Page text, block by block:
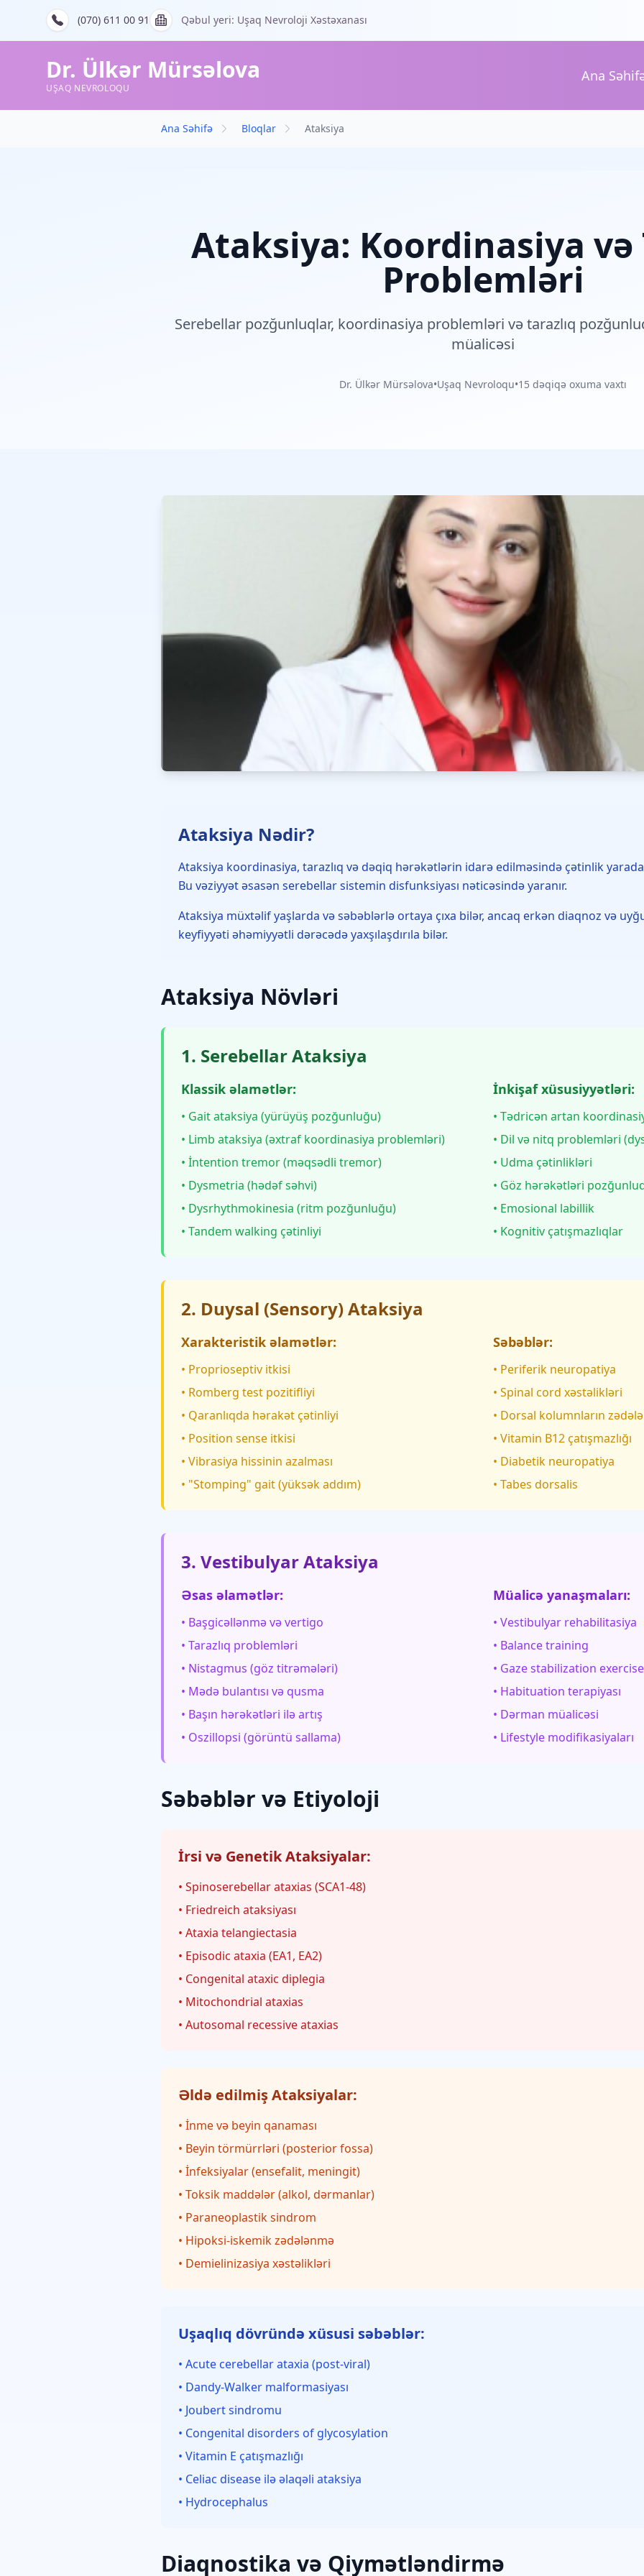
(070) 611 00 91 Qəbul yeri: Uşaq Nevroloji Xəstəxanası
Dr. Ülkər Mürsəlova
UŞAQ NEVROLOQU
Ana
Ana Səhifə Bloqlar Ataksiya
Ataksiya: Koordinasiya və
Problemləri
Serebellar pozğunluqlar, koordinasiya problemləri və tarazlıq
müalicəsi
Dr. Ülkər Mürsəlova•Uşaq Nevroloqu•15 dəqiqə oxuma vaxtı
Ataksiya Nədir?
Ataksiya koordinasiya, tarazlıq və dəqiq hərəkətlərin idarə edilməsində çətinlik
Bu vəziyyət əsasən serebellar sistemin disfunksiyası nəticəsində yaranır.
Ataksiya müxtəlif yaşlarda və səbəblərlə ortaya çıxa bilər, ancaq erkən diaqnoz və
keyfiyyəti əhəmiyyətli dərəcədə yaxşılaşdırıla bilər.
Ataksiya Növləri
1. Serebellar Ataksiya
Klassik əlamətlər:
• Gait ataksiya (yürüyüş pozğunluğu)
• Limb ataksiya (əxtraf koordinasiya problemləri)
• İntention tremor (məqsədli tremor)
• Dysmetria (hədəf səhvi)
• Dysrhythmokinesia (ritm pozğunluğu)
• Tandem walking çətinliyi
İnkişaf xüsusiyyətləri:
• Tədricən artan
• Dil və nitq problemləri
• Udma çətinlikləri
• Göz hərəkətləri
• Emosional labillik
• Kognitiv çatışmazlıqlar
2. Duysal (Sensory) Ataksiya
Xarakteristik əlamətlər:
• Proprioseptiv itkisi
• Romberg test pozitifliyi
• Qaranlıqda hərakət çətinliyi
• Position sense itkisi
• Vibrasiya hissinin azalması
• "Stomping" gait (yüksək addım)
Səbəblər:
• Periferik neuropatiya
• Spinal cord xəstəlikləri
• Dorsal kolumnların
• Vitamin B12 çatışmazlığı
• Diabetik neuropatiya
• Tabes dorsalis
3. Vestibulyar Ataksiya
Əsas əlamətlər:
• Başgicəllənmə və vertigo
• Tarazlıq problemləri
• Nistagmus (göz titrəmələri)
• Mədə bulantısı və qusma
• Başın hərəkətləri ilə artış
• Oszillopsi (görüntü sallama)
Müalicə yanaşmaları:
• Vestibulyar rehabilitasiya
• Balance training
• Gaze stabilization
• Habituation terapiyası
• Dərman müalicəsi
• Lifestyle modifikasiyaları
Səbəblər və Etiyoloji
İrsi və Genetik Ataksiyalar:
• Spinoserebellar ataxias (SCA1-48)
• Friedreich ataksiyası
• Ataxia telangiectasia
• Episodic ataxia (EA1, EA2)
• Congenital ataxic diplegia
• Mitochondrial ataxias
• Autosomal recessive ataxias
Əldə edilmiş Ataksiyalar:
• İnme və beyin qanaması
• Beyin törmürrləri (posterior fossa)
• İnfeksiyalar (ensefalit, meningit)
• Toksik maddələr (alkol, dərmanlar)
• Paraneoplastik sindrom
• Hipoksi-iskemik zədələnmə
• Demielinizasiya xəstəlikləri
Uşaqlıq dövründə xüsusi səbəblər:
• Acute cerebellar ataxia (post-viral)
• Dandy-Walker malformasiyası
• Joubert sindromu
• Congenital disorders of glycosylation
• Vitamin E çatışmazlığı
• Celiac disease ilə əlaqəli ataksiya
• Hydrocephalus
Diaqnostika və Qiymətləndirmə